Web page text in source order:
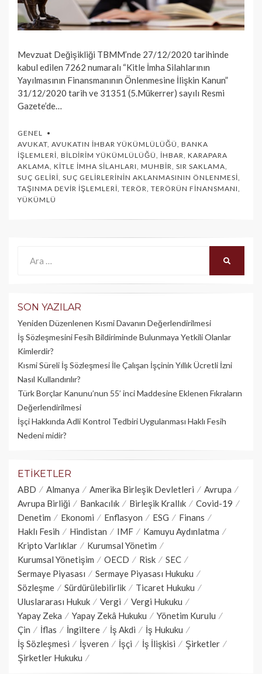
Mevzuat Değişikliği TBMM’nde 27/12/2020 tarihinde
kabul edilen 7262 numaralı “Kitle İmha Silahlarının
Yayılmasının Finansmanının Önlenmesine İlişkin Kanun”
31/12/2020 tarih ve 31351 (5.Mükerrer) sayılı Resmi
Gazete’de…
GENEL
AVUKAT, AVUKATIN İHBAR YÜKÜMLÜLÜĞÜ, BANKA
İŞLEMLERI, BILDIRIM YÜKÜMLÜLÜĞÜ, İHBAR, KARAPARA
AKLAMA, KITLE İMHA SILAHLARI, MUHBIR, SIR SAKLAMA,
SUÇ GELIRI, SUÇ GELIRLERININ AKLANMASININ ÖNLENMESI,
TAŞINMA DEVIR İŞLEMLERI, TERÖR, TERÖRÜN FINANSMANI,
YÜKÜMLÜ
SON YAZILAR
Yeniden Düzenlenen Kısmi Davanın Değerlendirilmesi
İş Sözleşmesini Fesih Bildiriminde Bulunmaya Yetkili Olanlar
Kimlerdir?
Kısmi Süreli İş Sözleşmesi İle Çalışan İşçinin Yıllık Üc­retli İzni
Nasıl Kullandırılır?
Türk Borçlar Kanunu’nun 55’ inci Maddesine Eklenen Fıkraların
Değerlendirilmesi
İşçi Hakkında Adli Kontrol Tedbiri Uygulanması Haklı Fesih
Nedeni midir?
ETIKETLER
ABD Almanya Amerika Birleşik Devletleri
Avrupa
Avrupa Birliği
Bankacılık Birleşik Krallık
Covid-19
Denetim
Ekonomi Enflasyon ESG
Finans
Haklı Fesih
Hindistan IMF
Kamuyu Aydınlatma
Kripto Varlıklar
Kurumsal Yönetim
Kurumsal Yönetişim
OECD Risk
SEC
Sermaye Piyasası
Sermaye Piyasası Hukuku
Sözleşme
Sürdürülebilirlik
Ticaret Hukuku
Uluslararası Hukuk
Vergi
Vergi Hukuku
Yapay Zeka
Yapay Zekâ Hukuku
Yönetim Kurulu
Çin
İflas İngiltere İş Akdi
İş Hukuku
İş Sözleşmesi
İşveren İşçi İş İlişkisi
Şirketler
Şirketler Hukuku